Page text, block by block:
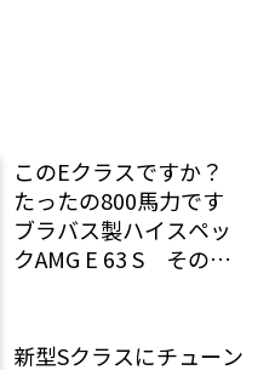
このEクラスですか？
たったの800馬力です
ブラバス製ハイスペッ
クAMG E 63 S その中
新型Sクラスにチューン